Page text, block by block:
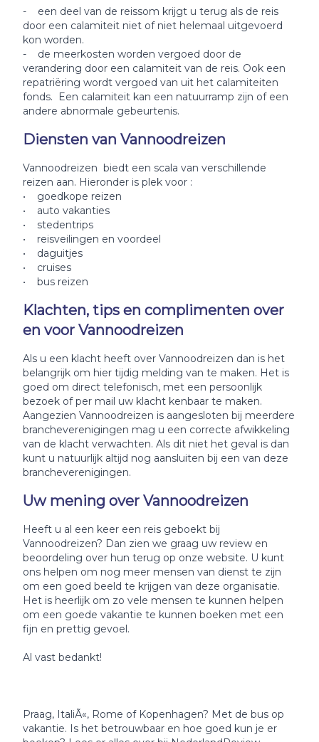
- een deel van de reissom krijgt u terug als de reis
door een calamiteit niet of niet helemaal uitgevoerd
kon worden.
- de meerkosten worden vergoed door de
verandering door een calamiteit van de reis. Ook een
repatriëring wordt vergoed van uit het calamiteiten
fonds. Een calamiteit kan een natuurramp zijn of een
andere abnormale gebeurtenis.
Diensten van Vannoodreizen
Vannoodreizen biedt een scala van verschillende
reizen aan. Hieronder is plek voor :
• goedkope reizen
• auto vakanties
• stedentrips
• reisveilingen en voordeel
• daguitjes
• cruises
• bus reizen
Klachten, tips en complimenten over
en voor Vannoodreizen
Als u een klacht heeft over Vannoodreizen dan is het
belangrijk om hier tijdig melding van te maken. Het is
goed om direct telefonisch, met een persoonlijk
bezoek of per mail uw klacht kenbaar te maken.
Aangezien Vannoodreizen is aangesloten bij meerdere
brancheverenigingen mag u een correcte afwikkeling
van de klacht verwachten. Als dit niet het geval is dan
kunt u natuurlijk altijd nog aansluiten bij een van deze
brancheverenigingen.
Uw mening over Vannoodreizen
Heeft u al een keer een reis geboekt bij
Vannoodreizen? Dan zien we graag uw review en
beoordeling over hun terug op onze website. U kunt
ons helpen om nog meer mensen van dienst te zijn
om een goed beeld te krijgen van deze organisatie.
Het is heerlijk om zo vele mensen te kunnen helpen
om een goede vakantie te kunnen boeken met een
fijn en prettig gevoel.
Al vast bedankt!
Praag, ItaliÃ«, Rome of Kopenhagen? Met de bus op
vakantie. Is het betrouwbaar en hoe goed kun je er